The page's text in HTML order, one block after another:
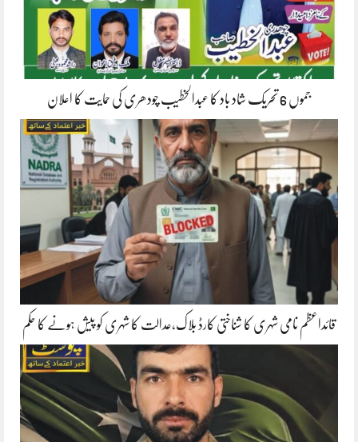
جموں 6 تحریک شاد باد کا عبدالخطیب چودھری کی حمایت کا اعلان
قائداعظم نامی شہری کا شناختی کارڈ بلاک،عدالت کا شہری کو پیش ہونے کا حکم